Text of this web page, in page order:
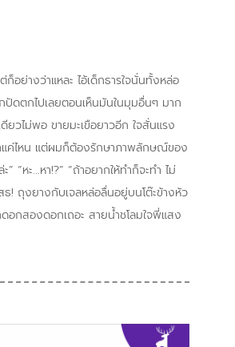
อย่างว่าแหละ ไอ้เด็กธารใจนั่นทั้งหล่อ
ปัดตกไปเลยตอนเห็นมันในมุมอื่นๆ มาก
ยวไม่พอ ขายมะเขือยาวอีก ใจสั่นแรง
ค่ไหน แต่ผมก็ต้องรักษาภาพลักษณ์ของ
“หะ...หา!?” “ถ้าอยากให้ทำก็จะทำ ไม่
ธ! ถุงยางกับเจลหล่อลื่นอยู่บนโต๊ะข้างหัว
อกสองดอกเถอะ สายน้ำชโลมใจพี่แสง